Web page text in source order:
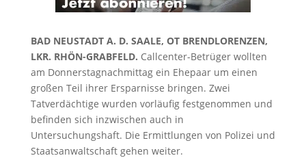
BAD NEUSTADT A. D. SAALE, OT BRENDLORENZEN,
LKR. RHÖN-GRABFELD. Callcenter-Betrüger wollten
am Donnerstagnachmittag ein Ehepaar um einen
großen Teil ihrer Ersparnisse bringen. Zwei
Tatverdächtige wurden vorläufig festgenommen und
befinden sich inzwischen auch in
Untersuchungshaft. Die Ermittlungen von Polizei und
Staatsanwaltschaft gehen weiter.